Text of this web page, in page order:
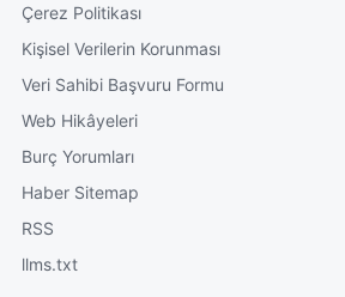
Çerez Politikası
Kişisel Verilerin Korunması
Veri Sahibi Başvuru Formu
Web Hikâyeleri
Burç Yorumları
Haber Sitemap
RSS
llms.txt